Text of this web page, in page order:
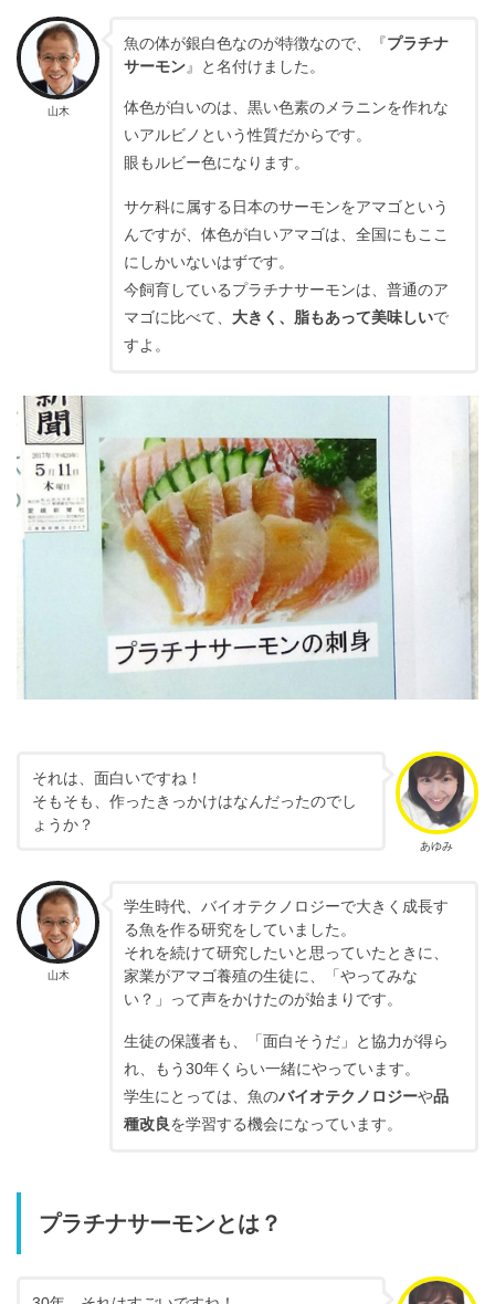
山木
魚の体が銀白色なのが特徴なので、『プラチナ
サーモン』と名付けました。
体色が白いのは、黒い色素のメラニンを作れな
いアルビノという性質だからです。
眼もルビー色になります。
サケ科に属する日本のサーモンをアマゴという
んですが、体色が白いアマゴは、全国にもここ
にしかいないはずです。
今飼育しているプラチナサーモンは、普通のア
マゴに比べて、 大きく、脂もあって美味しいで
すよ。
あゆみ
それは、面白いですね！
そもそも、作ったきっかけはなんだったのでし
ょうか？
山木
学生時代、バイオテクノロジーで大きく成長す
る魚を作る研究をしていました。
それを続けて研究したいと思っていたときに、
家業がアマゴ養殖の生徒に、「やってみな
い？」って声をかけたのが始まりです。
生徒の保護者も、「面白そうだ」と協力が得ら
れ、もう30年くらい一緒にやっています。
学生にとっては、魚のバイオテクノロジーや品
種改良を学習する機会になっています。
プラチナサーモンとは？